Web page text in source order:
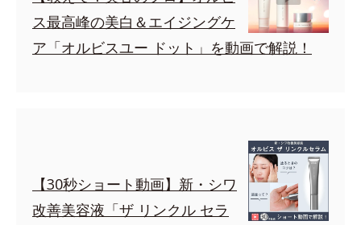
ス最高峰の美白＆エイジングケ
ア「オルビスユー ドット」を動画で解説！
【30秒ショート動画】新・シワ
改善美容液「ザ リンクル セラ